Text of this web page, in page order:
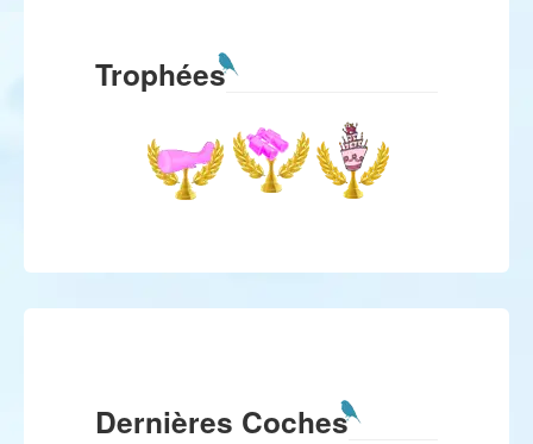
Trophées
Dernières Coches